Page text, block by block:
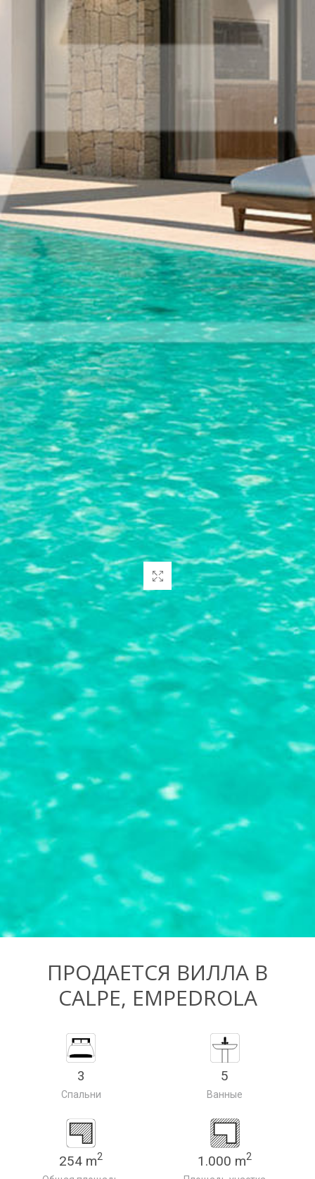
ПРОДАЕТСЯ ВИЛЛА В
CALPE, EMPEDROLA
3
Спальни
5
Ванные
254 m2 1.000 m2